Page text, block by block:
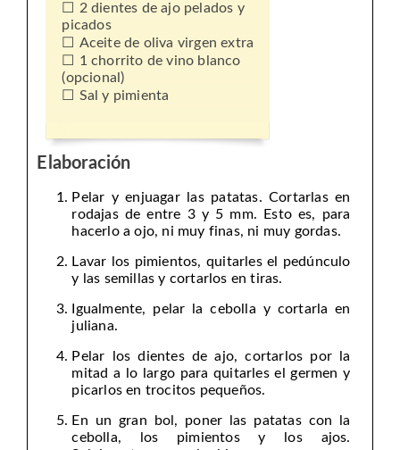
2 dientes de ajo pelados y
picados
Aceite de oliva virgen extra
1 chorrito de vino blanco
(opcional)
Sal y pimienta
Elaboración
Pelar y enjuagar las patatas. Cortarlas en
rodajas de entre 3 y 5 mm. Esto es, para
hacerlo a ojo, ni muy finas, ni muy gordas.
Lavar los pimientos, quitarles el pedúnculo
y las semillas y cortarlos en tiras.
Igualmente, pelar la cebolla y cortarla en
juliana.
Pelar los dientes de ajo, cortarlos por la
mitad a lo largo para quitarles el germen y
picarlos en trocitos pequeños.
En un gran bol, poner las patatas con la
cebolla, los pimientos y los ajos.